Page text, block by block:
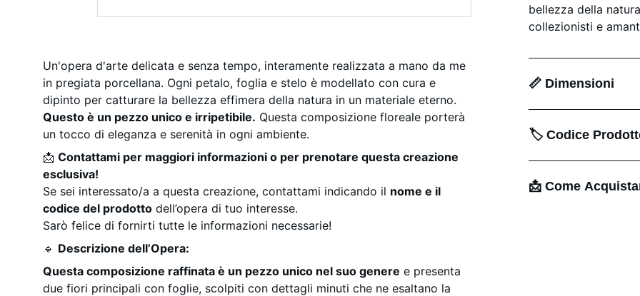
Un'opera d'arte delicata e senza tempo, interamente realizzata a mano da me
in pregiata porcellana. Ogni petalo, foglia e stelo è modellato con cura e
dipinto per catturare la bellezza effimera della natura in un materiale eterno.
Questo è un pezzo unico e irripetibile. Questa composizione floreale porterà
un tocco di eleganza e serenità in ogni ambiente.
📩 Contattami per maggiori informazioni o per prenotare questa creazione
esclusiva!
Se sei interessato/a a questa creazione, contattami indicando il nome e il
codice del prodotto dell’opera di tuo interesse.
Sarò felice di fornirti tutte le informazioni necessarie!
🔹 Descrizione dell’Opera:
Questa composizione raffinata è un pezzo unico nel suo genere e presenta
due fiori principali con foglie, scolpiti con dettagli minuti che ne esaltano la
bellezza della
collezionisti e
📏 Dimensioni
🏷️ Codice
📩 Come